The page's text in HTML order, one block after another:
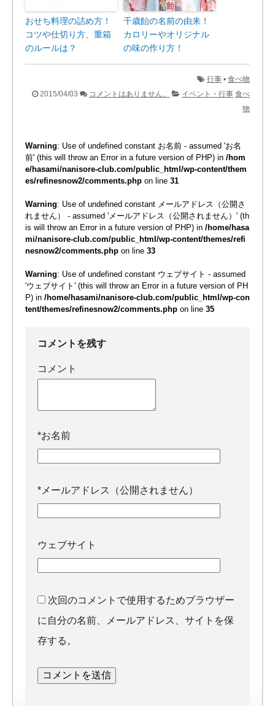
おせち料理の詰め方！
コツや仕切り方、重箱
のルールは？
千歳飴の名前の由来！
カロリーやオリジナル
の味の作り方！
行事 • 食べ物
2015/04/03
コメントはありません。 イベント・行事 食べ
物
Warning: Use of undefined constant お名前 - assumed 'お名
前' (this will throw an Error in a future version of PHP) in /hom
e/hasami/nanisore-club.com/public_html/wp-content/them
es/refinesnow2/comments.php on line 31
Warning: Use of undefined constant メールアドレス（公開さ
れません） - assumed 'メールアドレス（公開されません）' (th
is will throw an Error in a future version of PHP) in /home/hasa
mi/nanisore-club.com/public_html/wp-content/themes/refi
nesnow2/comments.php on line 33
Warning: Use of undefined constant ウェブサイト - assumed
'ウェブサイト' (this will throw an Error in a future version of PH
P) in /home/hasami/nanisore-club.com/public_html/wp-con
tent/themes/refinesnow2/comments.php on line 35
コメントを残す
コメント
*お名前
* メールアドレス（公開されません）
ウェブサイト
次回のコメントで使用するためブラウザー
に自分の名前、メールアドレス、サイトを保
存する。